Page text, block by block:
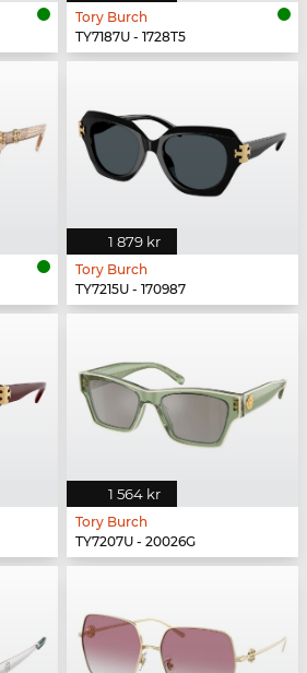
Tory Burch
TY7187U - 1728T5
1 879 kr
Tory Burch
TY7215U - 170987
1 564 kr
Tory Burch
TY7207U - 20026G